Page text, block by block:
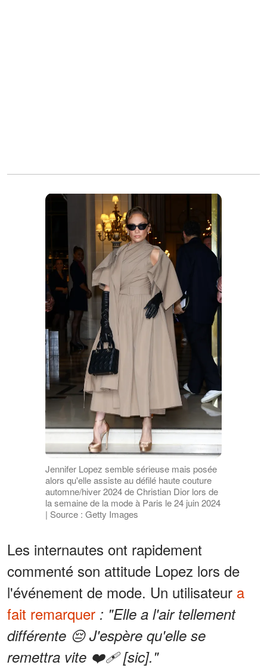
Jennifer Lopez semble sérieuse mais posée
alors qu'elle assiste au défilé haute couture
automne/hiver 2024 de Christian Dior lors de
la semaine de la mode à Paris le 24 juin 2024
| Source : Getty Images
Les internautes ont rapidement
commenté son attitude Lopez lors de
l'événement de mode. Un utilisateur a
fait remarquer : "Elle a l'air tellement
différente 😔 J'espère qu'elle se
remettra vite ❤️‍🩹 [sic]."